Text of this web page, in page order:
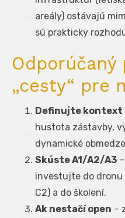
areály) ostávajú
sú prakticky
Odporúčaný
„cesty“ pre
Definujte kontext
hustota zástavby,
dynamické
Skúste A1/A2/A3
investujte do dronu
C2) a do školení.
Ak nestačí open –